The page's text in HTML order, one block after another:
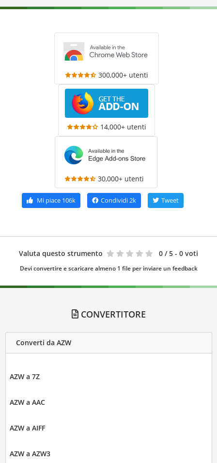
300,000+ utenti
14,000+ utenti
30,000+ utenti
Mi piace 106k Condividi2k Tweet
Valuta questo strumento 0 / 5 - 0 voti
Devi convertire e scaricare almeno 1 file per inviare un feedback
CONVERTITORE
Converti da AZW
AZW a 7Z
AZW a AAC
AZW a AIFF
AZW a AZW3